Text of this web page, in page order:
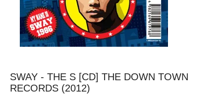
SWAY - THE S [CD] THE DOWN TOWN
RECORDS (2012)